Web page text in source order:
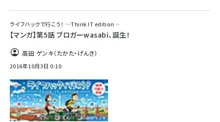
ライフハックで行こう！ ―Think IT edition―
【マンガ】第5話 ブロガーwasabi、誕生！
高田 ゲンキ（たかた・げんき）
2016年10月3日 0:10